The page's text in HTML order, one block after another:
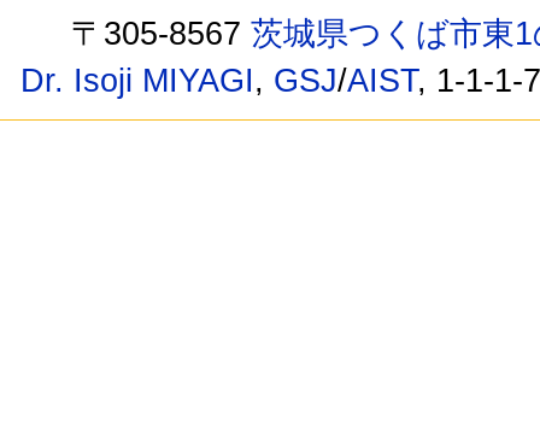
〒305-8567茨城県つくば市東
Dr. Isoji MIYAGI, GSJ/AIST, 1-1-1-